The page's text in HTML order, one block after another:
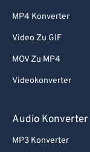
MP4 Konverter
Video Zu GIF
MOV Zu MP4
Videokonverter
Audio Konverter
MP3 Konverter